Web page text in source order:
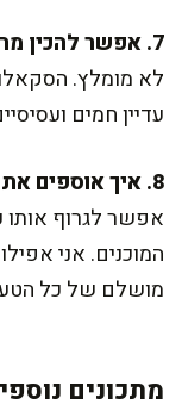
7. אפשר להכין מראש?
לא מומלץ.
עדיין חמים
8. איך אוספים את הרוטב הטעים מהמחבת?
אפשר לגרוף
המוכנים. אני
מושלם של כל
מתכונים